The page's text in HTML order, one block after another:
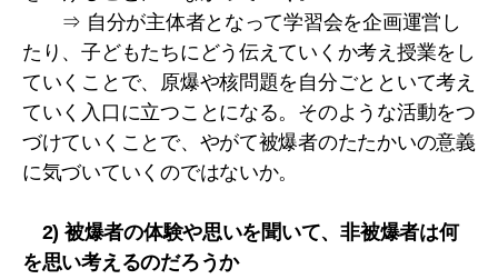
⇒ 自分が主体者となって学習会を企画運営し
たり、子どもたちにどう伝えていくか考え授業をし
ていくことで、原爆や核問題を自分ごとといて考え
ていく入口に立つことになる。そのような活動をつ
づけていくことで、やがて被爆者のたたかいの意義
に気づいていくのではないか。
2) 被爆者の体験や思いを聞いて、非被爆者は何
を思い考えるのだろうか